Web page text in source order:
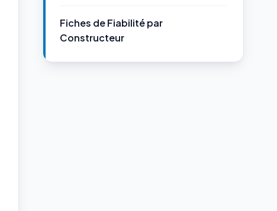
Fiches de Fiabilité par
Constructeur